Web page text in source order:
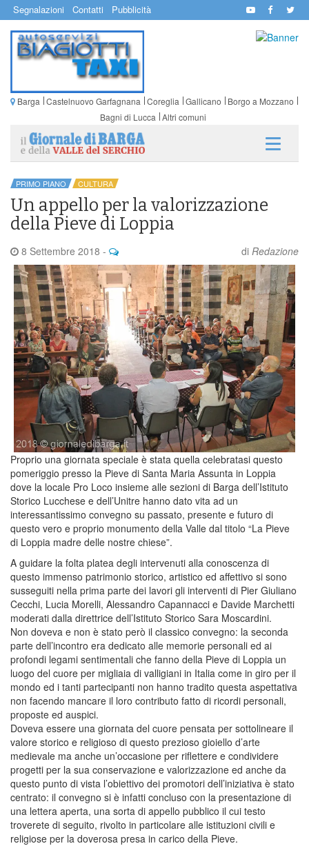
Segnalazioni Contatti Pubblicità
Barga Castelnuovo Garfagnana Coreglia Gallicano
Borgo a Mozzano
Bagni di Lucca Altri comuni
PRIMO PIANO CULTURA
Un appello per la valorizzazione
della Pieve di Loppia
8 Settembre 2018 - di Redazione
Proprio una giornata speciale è stata quella celebratasi questo
pomeriggio presso la Pieve di Santa Maria Assunta in Loppia
dove la locale Pro Loco insieme alle sezioni di Barga dell’Istituto
Storico Lucchese e dell’Unitre hanno dato vita ad un
interessantissimo convegno su passato, presente e futuro di
questo vero e proprio monumento della Valle dal titolo “La Pieve
di Loppia madre delle nostre chiese”.
A guidare la folta platea degli intervenuti alla conoscenza di
questo immenso patrimonio storico, artistico ed affettivo si sono
susseguiti nella prima parte dei lavori gli interventi di Pier Giuliano
Cecchi, Lucia Morelli, Alessandro Capannacci e Davide Marchetti
moderati dalla direttrice dell’Istituto Storico Sara Moscardini.
Non doveva e non è stato però il classico convegno: la seconda
parte dell’incontro era dedicato alle memorie personali ed ai
profondi legami sentimentali che fanno della Pieve di Loppia un
luogo del cuore per migliaia di valligiani in Italia come in giro per il
mondo ed i tanti partecipanti non hanno tradito questa aspettativa
non facendo mancare il loro contributo fatto di ricordi personali,
proposte ed auspici.
Doveva essere una giornata del cuore pensata per sottolineare il
valore storico e religioso di questo prezioso gioiello d’arte
medievale ma anche un’occasione per riflettere e condividere
progetti per la sua conservazione e valorizzazione ed anche da
questo punto di vista l’obiettivo dei promotori dell’iniziativa è stato
centrato: il convegno si è infatti concluso con la presentazione di
una lettera aperta, una sorta di appello pubblico il cui testo
troverete di seguito, rivolto in particolare alle istituzioni civili e
religiose per la doverosa presa in carico della Pieve.